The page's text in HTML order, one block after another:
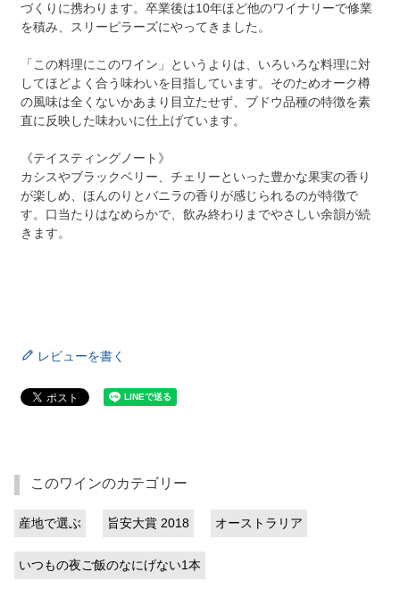
づくりに携わります。卒業後は10年ほど他のワイナリーで修業
を積み、スリーピラーズにやってきました。
「この料理にこのワイン」というよりは、いろいろな料理に対
してほどよく合う味わいを目指しています。そのためオーク樽
の風味は全くないかあまり目立たせず、ブドウ品種の特徴を素
直に反映した味わいに仕上げています。
《テイスティングノート》
カシスやブラックベリー、チェリーといった豊かな果実の香り
が楽しめ、ほんのりとバニラの香りが感じられるのが特徴で
す。口当たりはなめらかで、飲み終わりまでやさしい余韻が続
きます。
レビューを書く
このワインのカテゴリー
産地で選ぶ 旨安大賞 2018 オーストラリア
いつもの夜ご飯のなにげない1本